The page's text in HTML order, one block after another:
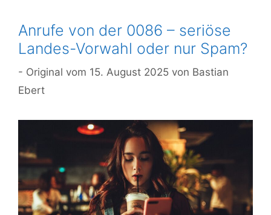
Anrufe von der 0086 – seriöse
Landes-Vorwahl oder nur Spam?
15. August 2025 von Bastian
Ebert